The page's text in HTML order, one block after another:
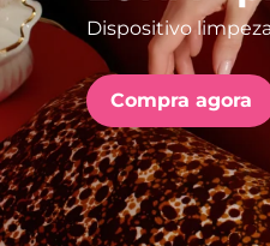
Dispositivo limpeza
Compra agora
issa™ Teeth Whitening
FAQ™ Dual LED Panel